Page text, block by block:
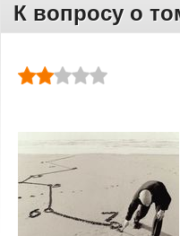
К вопросу о